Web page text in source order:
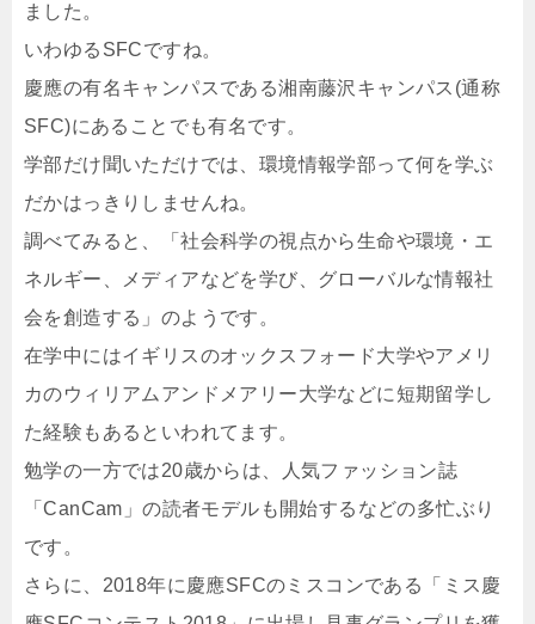
ました。
いわゆるSFCですね。
慶應の有名キャンパスである湘南藤沢キャンパス(通称
SFC)にあることでも有名です。
学部だけ聞いただけでは、環境情報学部って何を学ぶ
だかはっきりしませんね。
調べてみると、「社会科学の視点から生命や環境・エ
ネルギー、メディアなどを学び、グローバルな情報社
会を創造する」のようです。
在学中にはイギリスのオックスフォード大学やアメリ
カのウィリアムアンドメアリー大学などに短期留学し
た経験もあるといわれてます。
勉学の一方では20歳からは、人気ファッション誌
「CanCam」の読者モデルも開始するなどの多忙ぶり
です。
さらに、2018年に慶應SFCのミスコンである「ミス慶